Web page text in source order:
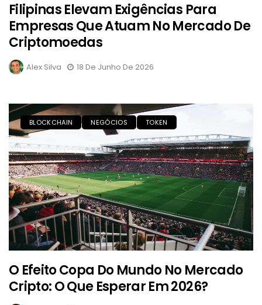
Filipinas Elevam Exigências Para
Empresas Que Atuam No Mercado De
Criptomoedas
Alex Silva 18 De Junho De 2026
BLOCKCHAIN NEGÓCIOS TOKEN
O Efeito Copa Do Mundo No Mercado
Cripto: O Que Esperar Em 2026?